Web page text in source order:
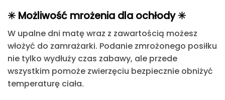
✳️ Możliwość mrożenia dla ochłody ✳️
W upalne dni matę wraz z zawartością możesz
włożyć do zamrażarki. Podanie zmrożonego posiłku
nie tylko wydłuży czas zabawy, ale przede
wszystkim pomoże zwierzęciu bezpiecznie obniżyć
temperaturę ciała.